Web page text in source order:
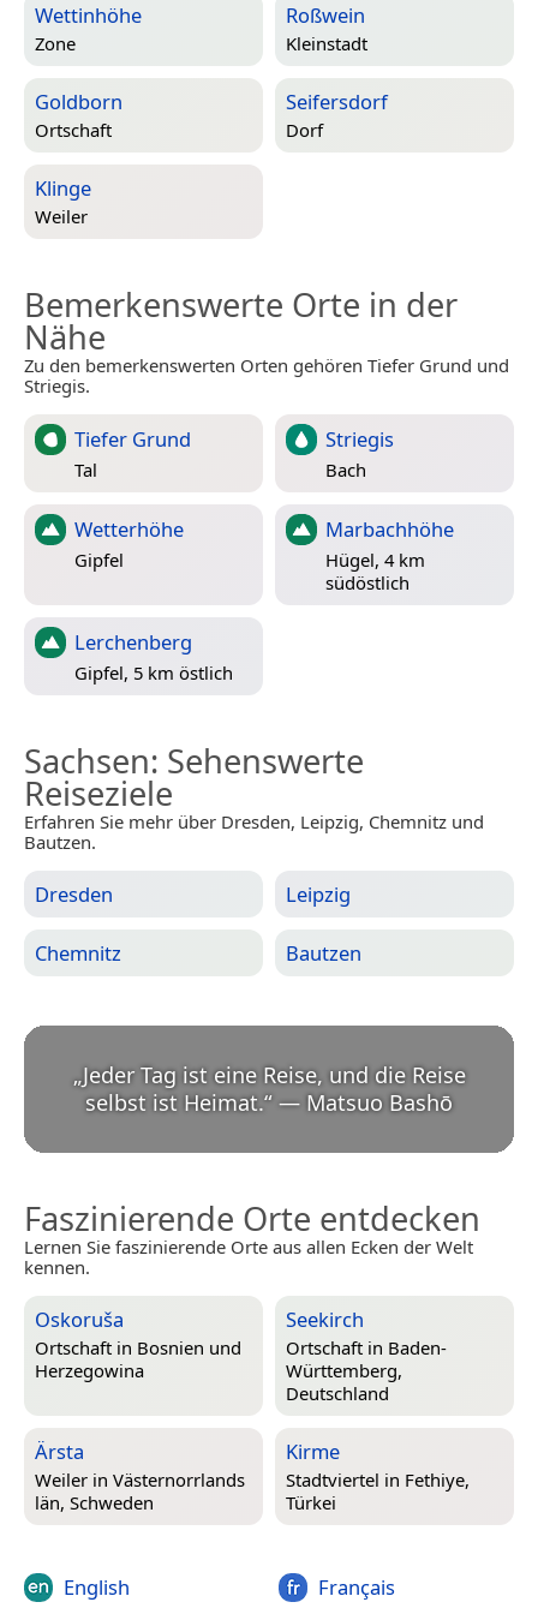
Wettinhöhe
Zone
Roßwein
Kleinstadt
Goldborn
Ortschaft
Seifersdorf
Dorf
Klinge
Weiler
Bemerkenswerte Orte in der
Nähe
Zu den bemerkenswerten Orten gehören Tiefer Grund und
Striegis.
Tiefer Grund
Tal
Striegis
Bach
Wetterhöhe
Gipfel
Marbachhöhe
Hügel, 4 km
südöstlich
Lerchenberg
Gipfel, 5 km östlich
Sachsen: Sehenswerte
Reiseziele
Erfahren Sie mehr über Dresden, Leipzig, Chemnitz und
Bautzen.
Dresden Leipzig
Chemnitz Bautzen
„Jeder Tag ist eine Reise, und die Reise
selbst ist Heimat.“ — Matsuo Bashō
Faszinierende Orte entdecken
Lernen Sie faszinierende Orte aus allen Ecken der Welt
kennen.
Oskoruša
Ortschaft in Bosnien und
Herzegowina
Seekirch
Ortschaft in Baden-
Württemberg,
Deutschland
Ärsta
Weiler in Västernorrlands
län, Schweden
Kirme
Stadtviertel in Fethiye,
Türkei
English Français